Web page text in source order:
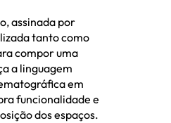
assinada por
tanto como
compor uma
a linguagem
em
funcionalidade e
dos espaços.